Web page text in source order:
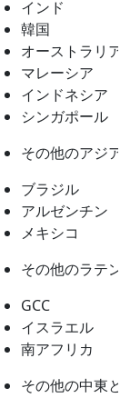
インド
韓国
オーストラリア
マレーシア
インドネシア
シンガポール
その他のアジア
ブラジル
アルゼンチン
メキシコ
その他のラテン
GCC
イスラエル
南アフリカ
その他の中東と